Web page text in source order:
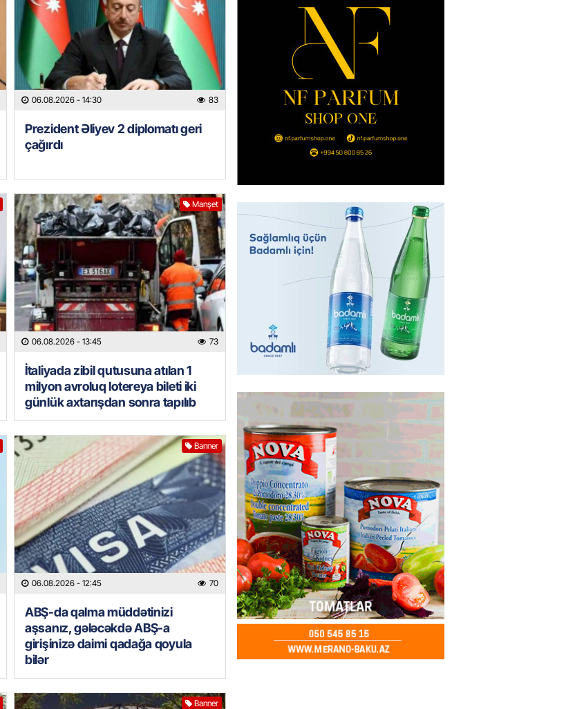
06.08.2026 - 14:30 83
Prezident Əliyev 2 diplomatı geri
çağırdı
Manşet
06.08.2026 - 13:45 73
İtaliyada zibil qutusuna atılan 1
milyon avroluq lotereya bileti iki
günlük axtarışdan sonra tapılıb
Banner
06.08.2026 - 12:45 70
ABŞ-da qalma müddətinizi
aşsanız, gələcəkdə ABŞ-a
girişinizə daimi qadağa qoyula
bilər
Banner
Bu agentlikdə sədr müavinini AZCON
- 15:00
Azərbaycan Ukraynaya qaz tədarük
etməyə hazırdır – Ceyhun Bayramov
- 14:45
06.08.2026- 14:30 83
GÜNDƏM
Jurnalistin dənizdə batan qardaşı tələbə
06.08.2026- 14:15 83
Sarkisyanın əmlakı müsadirə EDİLDİ
06.08.2026 83
MANŞET
İtaliyada zibil qutusuna atılan 1 milyon
avroluq lotereya bileti iki günlük
axtarışdan sonra tapılıb
06.08.2026- 13:45 73
HADISƏ
Tərtərdə FACİƏ – Ər-arvad yanaraq
ÖLDÜ
06.08.2026- 13:30 85
BANNER
Tramp: İranla müharibəyə yox, sülhə
üstünlük verərdim
- 13:15
GÜNDƏM